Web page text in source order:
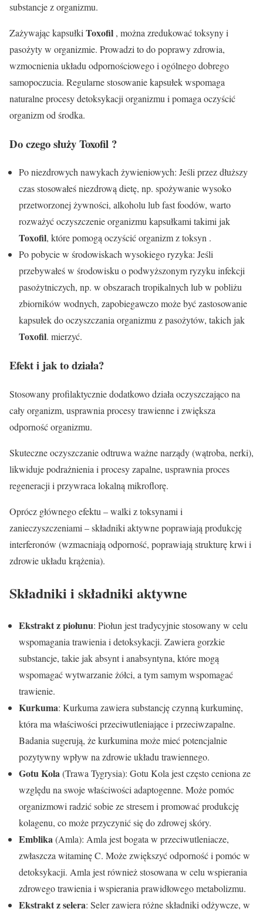
substancje z organizmu.
Zażywając kapsułki Toxofil , można zredukować toksyny i
pasożyty w organizmie. Prowadzi to do poprawy zdrowia,
wzmocnienia układu odpornościowego i ogólnego dobrego
samopoczucia. Regularne stosowanie kapsułek wspomaga
naturalne procesy detoksykacji organizmu i pomaga oczyścić
organizm od środka.
Do czego służyToxofil ?
Po niezdrowych nawykach żywieniowych: Jeśli przez dłuższy
czas stosowałeś niezdrową dietę, np. spożywanie wysoko
przetworzonej żywności, alkoholu lub fast foodów, warto
rozważyć oczyszczenie organizmu kapsułkami takimi jak
Toxofil, które pomogą oczyścić organizm z toksyn .
Po pobycie w środowiskach wysokiego ryzyka: Jeśli
przebywałeś w środowisku o podwyższonym ryzyku infekcji
pasożytniczych, np. w obszarach tropikalnych lub w pobliżu
zbiorników wodnych, zapobiegawczo może być zastosowanie
kapsułek do oczyszczania organizmu z pasożytów, takich jak
Toxofil. mierzyć.
Efekt i jak to działa?
Stosowany profilaktycznie dodatkowo działa oczyszczająco na
cały organizm, usprawnia procesy trawienne i zwiększa
odporność organizmu.
Skuteczne oczyszczanie odtruwa ważne narządy (wątroba, nerki),
likwiduje podrażnienia i procesy zapalne, usprawnia proces
regeneracji i przywraca lokalną mikroflorę.
Oprócz głównego efektu – walki z toksynami i
zanieczyszczeniami – składniki aktywne poprawiają produkcję
interferonów (wzmacniają odporność, poprawiają strukturę krwi i
zdrowie układu krążenia).
Składniki i składniki aktywne
Ekstrakt z piołunu: Piołun jest tradycyjnie stosowany w celu
wspomagania trawienia i detoksykacji. Zawiera gorzkie
substancje, takie jak absynt i anabsyntyna, które mogą
wspomagać wytwarzanie żółci, a tym samym wspomagać
trawienie.
Kurkuma: Kurkuma zawiera substancję czynną kurkuminę,
która ma właściwości przeciwutleniające i przeciwzapalne.
Badania sugerują, że kurkumina może mieć potencjalnie
pozytywny wpływ na zdrowie układu trawiennego.
Gotu Kola (Trawa Tygrysia): Gotu Kola jest często ceniona ze
względu na swoje właściwości adaptogenne. Może pomóc
organizmowi radzić sobie ze stresem i promować produkcję
kolagenu, co może przyczynić się do zdrowej skóry.
Emblika (Amla): Amla jest bogata w przeciwutleniacze,
zwłaszcza witaminę C. Może zwiększyć odporność i pomóc w
detoksykacji. Amla jest również stosowana w celu wspierania
zdrowego trawienia i wspierania prawidłowego metabolizmu.
Ekstrakt z selera: Seler zawiera różne składniki odżywcze, w